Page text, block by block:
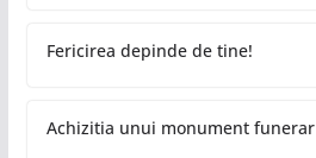
Fericirea depinde de tine!
Achizitia unui monument funerar